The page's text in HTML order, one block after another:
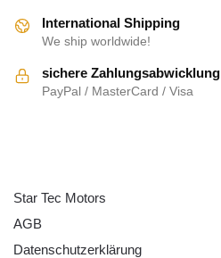
International Shipping
We ship worldwide!
sichere Zahlungsabwicklung
PayPal / MasterCard / Visa
Star Tec Motors
AGB
Datenschutzerklärung